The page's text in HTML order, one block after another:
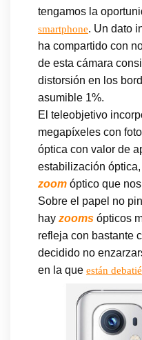
tengamos la
smartphone. Un dato
ha compartido con
de esta cámara
distorsión en los
asumible 1%.
El teleobjetivo
megapíxeles con
óptica con valor de
estabilización óptica,
zoom óptico que
Sobre el papel no
hay zooms ópticos
refleja con bastante
decidido no
en la que están